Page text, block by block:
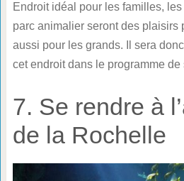
Endroit idéal pour les familles,
parc animalier seront des plaisirs
aussi pour les grands. Il sera
cet endroit dans le programme de
7. Se rendre à
de la Rochelle